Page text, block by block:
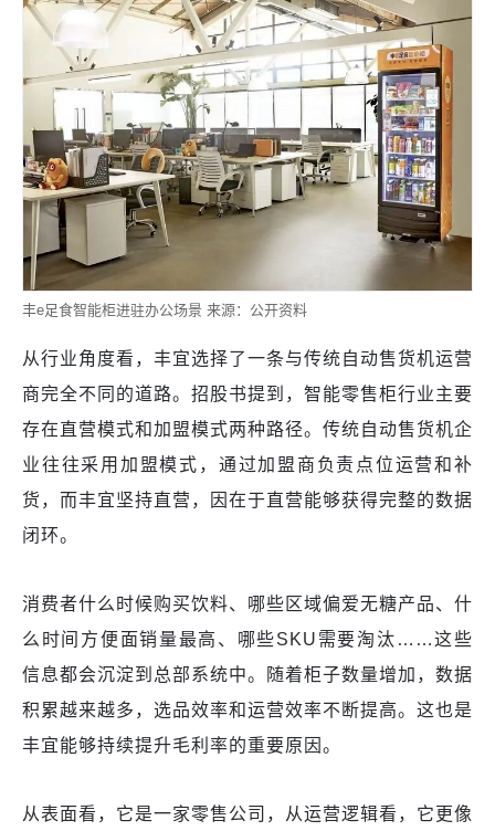
丰e足食智能柜进驻办公场景 来源：公开资料
从行业角度看，丰宜选择了一条与传统自动售货机运营
商完全不同的道路。招股书提到，智能零售柜行业主要
存在直营模式和加盟模式两种路径。传统自动售货机企
业往往采用加盟模式，通过加盟商负责点位运营和补
货，而丰宜坚持直营，因在于直营能够获得完整的数据
闭环。
消费者什么时候购买饮料、哪些区域偏爱无糖产品、什
么时间方便面销量最高、哪些SKU需要淘汰……这些
信息都会沉淀到总部系统中。随着柜子数量增加，数据
积累越来越多，选品效率和运营效率不断提高。这也是
丰宜能够持续提升毛利率的重要原因。
从表面看，它是一家零售公司，从运营逻辑看，它更像